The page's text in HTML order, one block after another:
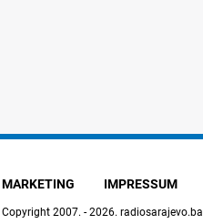
MARKETING IMPRESSUM
Copyright 2007. - 2026. radiosarajevo.ba